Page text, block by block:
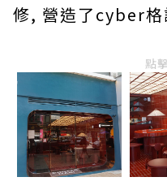
修, 營造了cyber格
點